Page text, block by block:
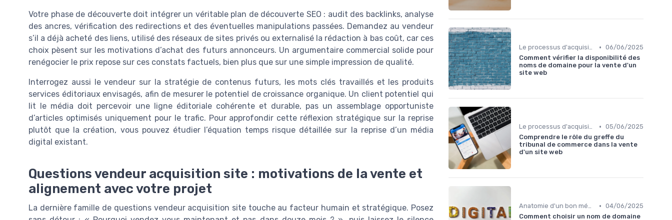
Votre phase de découverte doit intégrer un véritable plan de découverte SEO : audit des backlinks, analyse
des ancres, vérification des redirections et des éventuelles manipulations passées. Demandez au vendeur
s’il a déjà acheté des liens, utilisé des réseaux de sites privés ou externalisé la rédaction à bas coût, car ces
choix pèsent sur les motivations d’achat des futurs annonceurs. Un argumentaire commercial solide pour
renégocier le prix repose sur ces constats factuels, bien plus que sur une simple impression de qualité.
Interrogez aussi le vendeur sur la stratégie de contenus futurs, les mots clés travaillés et les produits
services éditoriaux envisagés, afin de mesurer le potentiel de croissance organique. Un client potentiel qui
lit le média doit percevoir une ligne éditoriale cohérente et durable, pas un assemblage opportuniste
d’articles optimisés uniquement pour le trafic. Pour approfondir cette réflexion stratégique sur la reprise
plutôt que la création, vous pouvez étudier l’équation temps risque détaillée sur la reprise d’un média
digital existant.
Questions vendeur acquisition site : motivations de la vente et
alignement avec votre projet
La dernière famille de questions vendeur acquisition site touche au facteur humain et stratégique. Posez
Le processus d'acquisition • 06/06/2025
Comment vérifier la disponibilité des
noms de domaine pour la vente d'un
site web
Le processus d'acquisition • 05/06/2025
Comprendre le rôle du greffe du
tribunal de commerce dans la vente
d'un site web
Anatomie d'un bon média à reprendre • 04/06/2025
Comment choisir un nom de domaine